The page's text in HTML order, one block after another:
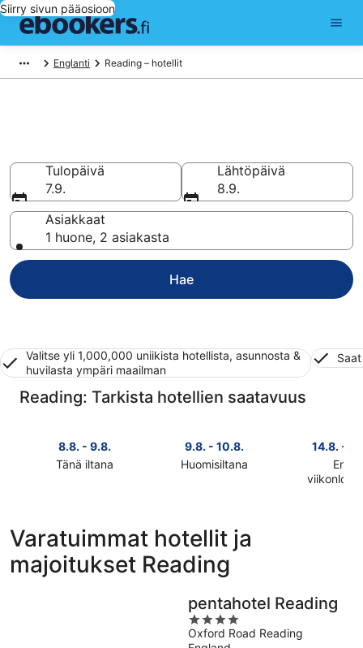
Siirry sivun pääosioon
Englanti Reading – hotellit
Tulopäivä
7.9.
Lähtöpäivä
8.9.
Asiakkaat
1 huone, 2 asiakasta
Hae
Valitse yli 1,000,000 uniikista hotellista, asunnosta &
huvilasta ympäri maailman
Reading: Tarkista hotellien saatavuus
8.8. - 9.8.
Tänä iltana
hinnat
täksi
illaksi
eli
9.8. - 10.8.
Huomisiltana
hinnat
huomisillaksi
eli
9.8.
10.8.
14.8. -
Ensi
14.8.
16.8.
Varatuimmat hotellit ja
majoitukset Reading
pentahotel Reading
4
out
Oxford Road Reading